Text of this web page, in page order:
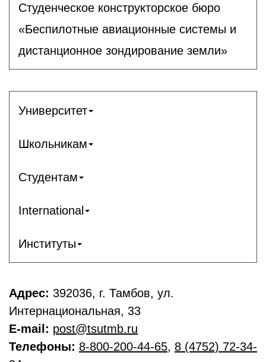
Студенческое конструкторское бюро
«Беспилотные авиационные системы и
дистанционное зондирование земли»
Университет
Школьникам
Студентам
International
Институты
Адрес: 392036, г. Тамбов, ул.
Интернациональная, 33
E-mail: post@tsutmb.ru
Телефоны: 8-800-200-44-65, 8 (4752) 72-34-